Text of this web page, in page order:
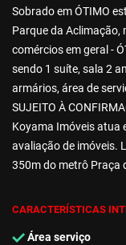
Sobrado em ÓTIMO
Parque da Aclimação,
comércios em geral -
sendo 1 suíte, sala 2
armários, área de
SUJEITO À
Koyama Imóveis atua
avaliação de imóveis.
350m do metrô Praça
CARACTERÍSTICAS
Área serviço